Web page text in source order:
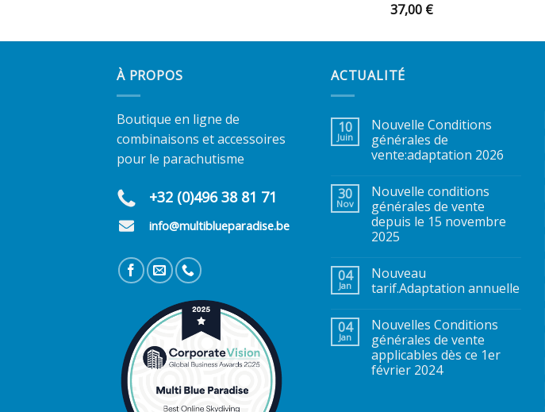
37,00 €
À PROPOS
Boutique en ligne de
combinaisons et accessoires
pour le parachutisme
+32 (0)496 38 81 71
info@multiblueparadise.be
ACTUALITÉ
10
Juin
Nouvelle Conditions
générales de
vente:adaptation 2026
30
Nov
Nouvelle conditions
générales de vente
depuis le 15 novembre
2025
04
Jan
Nouveau
tarif.Adaptation annuelle
04
Jan
Nouvelles Conditions
générales de vente
applicables dès ce 1er
février 2024